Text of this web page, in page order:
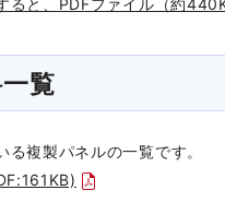
ると、PDFファイル（約
覧
る複製パネルの一覧です。